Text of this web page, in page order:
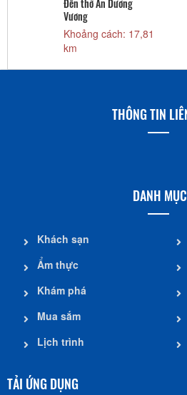
Đền thờ An Dương
Vương
Khoảng cách: 17,81
km
THÔNG TIN
DANH MỤC
Khách sạn
Ẩm thực
Khám phá
Mua sắm
Lịch trình
TẢI ỨNG DỤNG